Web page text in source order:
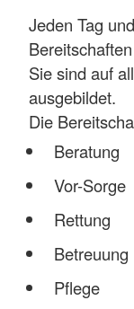
Jeden Tag
Sie sind auf
ausgebildet.
Die
Beratung
Vor-Sorge
Rettung
Betreuung
Pflege